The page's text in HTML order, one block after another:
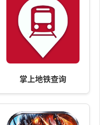
掌上地铁查询